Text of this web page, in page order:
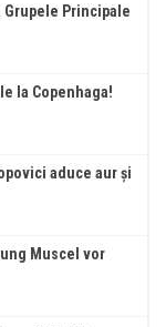
Grupele Principale
la Copenhaga!
aduce aur și
Muscel vor